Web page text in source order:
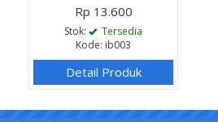
Rp 13.600
Stok:
Tersedia
Kode: ib003
Detail Produk